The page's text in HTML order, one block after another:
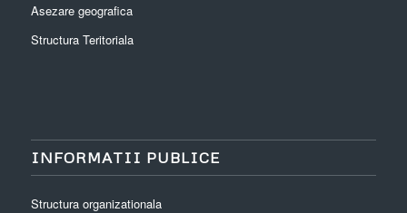
Asezare geografica
Structura Teritoriala
INFORMATII PUBLICE
Structura organizationala